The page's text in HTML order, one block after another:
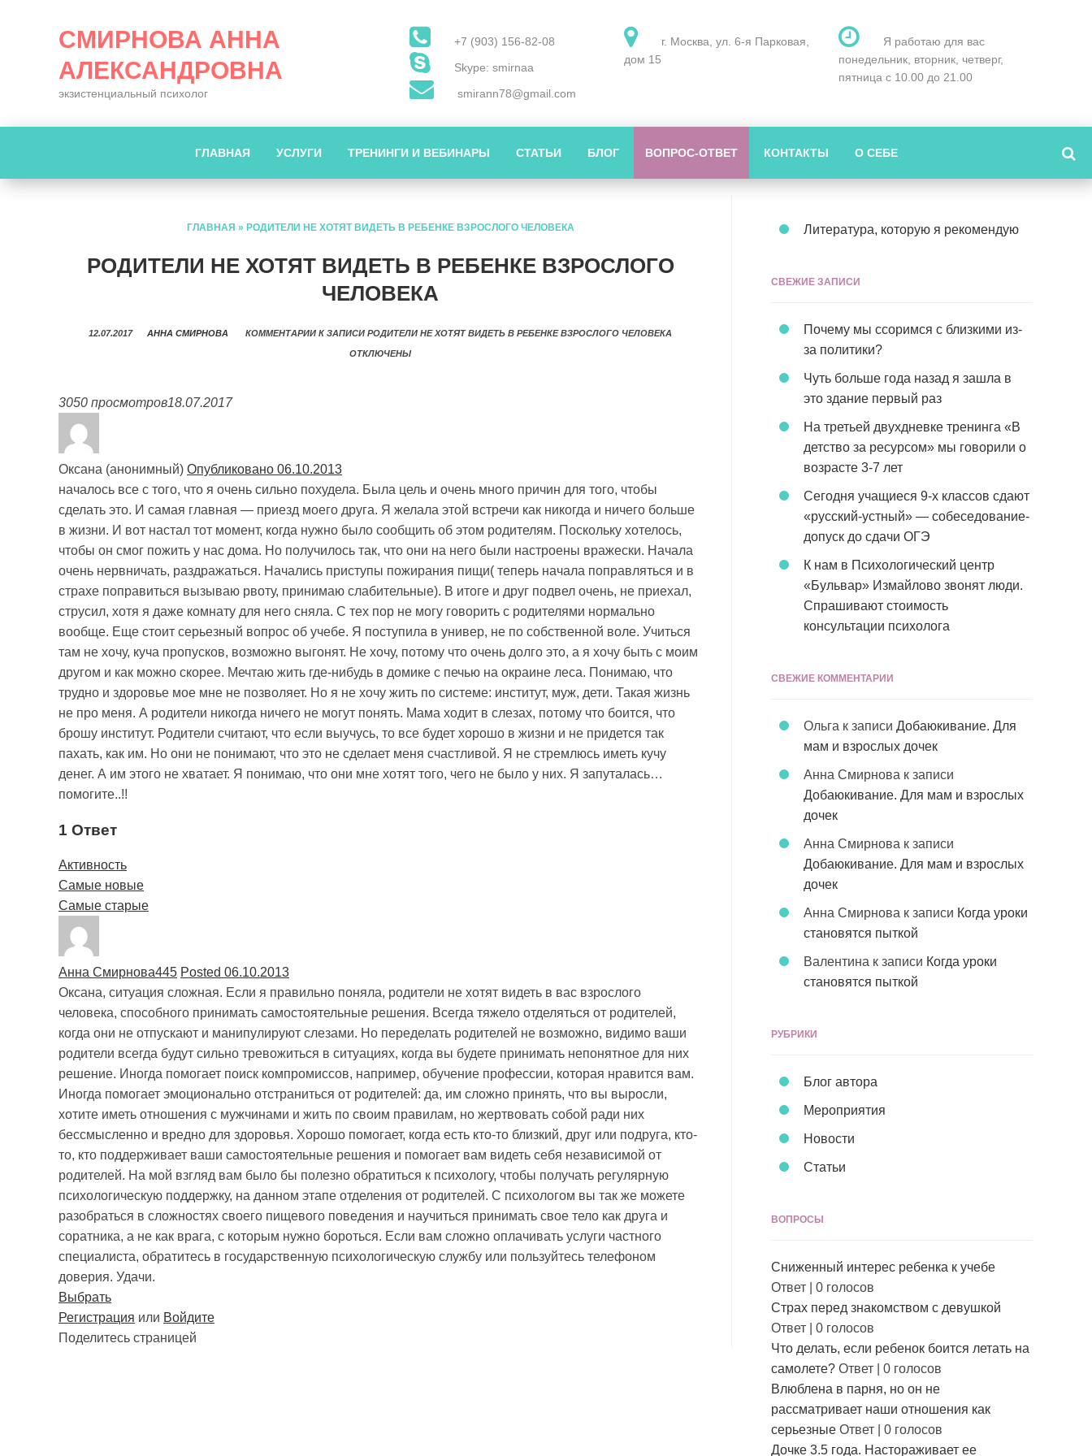
СМИРНОВА АННА
АЛЕКСАНДРОВНА
экзистенциальный психолог
Я работаю для вас
понедельник, вторник, четверг,
пятница с 10.00 до 21.00
г. Москва, ул. 6-я Парковая,
дом 15
+7 (903) 156-82-08
Skype: smirnaa
smirann78@gmail.com
ГЛАВНАЯ УСЛУГИ ТРЕНИНГИ И ВЕБИНАРЫ СТАТЬИ БЛОГ ВОПРОС-ОТВЕТ КОНТАКТЫ О СЕБЕ
ГЛАВНАЯ » РОДИТЕЛИ НЕ ХОТЯТ ВИДЕТЬ В РЕБЕНКЕ ВЗРОСЛОГО ЧЕЛОВЕКА
РОДИТЕЛИ НЕ ХОТЯТ ВИДЕТЬ В РЕБЕНКЕ ВЗРОСЛОГО
ЧЕЛОВЕКА
12.07.2017 АННА СМИРНОВА КОММЕНТАРИИ К ЗАПИСИ РОДИТЕЛИ НЕ ХОТЯТ ВИДЕТЬ В РЕБЕНКЕ ВЗРОСЛОГО ЧЕЛОВЕКА
ОТКЛЮЧЕНЫ
3050 просмотров18.07.2017
Оксана (анонимный) Опубликовано 06.10.2013
началось все с того, что я очень сильно похудела. Была цель и очень много причин для того, чтобы
сделать это. И самая главная — приезд моего друга. Я желала этой встречи как никогда и ничего больше
в жизни. И вот настал тот момент, когда нужно было сообщить об этом родителям. Поскольку хотелось,
чтобы он смог пожить у нас дома. Но получилось так, что они на него были настроены вражески. Начала
очень нервничать, раздражаться. Начались приступы пожирания пищи( теперь начала поправляться и в
страхе поправиться вызываю рвоту, принимаю слабительные). В итоге и друг подвел очень, не приехал,
струсил, хотя я даже комнату для него сняла. С тех пор не могу говорить с родителями нормально
вообще. Еще стоит серьезный вопрос об учебе. Я поступила в универ, не по собственной воле. Учиться
там не хочу, куча пропусков, возможно выгонят. Не хочу, потому что очень долго это, а я хочу быть с моим
другом и как можно скорее. Мечтаю жить где-нибудь в домике с печью на окраине леса. Понимаю, что
трудно и здоровье мое мне не позволяет. Но я не хочу жить по системе: институт, муж, дети. Такая жизнь
не про меня. А родители никогда ничего не могут понять. Мама ходит в слезах, потому что боится, что
брошу институт. Родители считают, что если выучусь, то все будет хорошо в жизни и не придется так
пахать, как им. Но они не понимают, что это не сделает меня счастливой. Я не стремлюсь иметь кучу
денег. А им этого не хватает. Я понимаю, что они мне хотят того, чего не было у них. Я запуталась…
помогите..!!
1 Ответ
Активность
Самые новые
Самые старые
Анна Смирнова445 Posted 06.10.2013
Оксана, ситуация сложная. Если я правильно поняла, родители не хотят видеть в вас взрослого
человека, способного принимать самостоятельные решения. Всегда тяжело отделяться от родителей,
когда они не отпускают и манипулируют слезами. Но переделать родителей не возможно, видимо ваши
родители всегда будут сильно тревожиться в ситуациях, когда вы будете принимать непонятное для них
решение. Иногда помогает поиск компромиссов, например, обучение профессии, которая нравится вам.
Иногда помогает эмоционально отстраниться от родителей: да, им сложно принять, что вы выросли,
хотите иметь отношения с мужчинами и жить по своим правилам, но жертвовать собой ради них
бессмысленно и вредно для здоровья. Хорошо помогает, когда есть кто-то близкий, друг или подруга, кто-
то, кто поддерживает ваши самостоятельные решения и помогает вам видеть себя независимой от
родителей. На мой взгляд вам было бы полезно обратиться к психологу, чтобы получать регулярную
психологическую поддержку, на данном этапе отделения от родителей. С психологом вы так же можете
разобраться в сложностях своего пищевого поведения и научиться принимать свое тело как друга и
соратника, а не как врага, с которым нужно бороться. Если вам сложно оплачивать услуги частного
специалиста, обратитесь в государственную психологическую службу или пользуйтесь телефоном
доверия. Удачи.
Выбрать
Регистрация или Войдите
Поделитесь страницей
Литература, которую я рекомендую
СВЕЖИЕ ЗАПИСИ
Почему мы ссоримся с близкими из-
за политики?
Чуть больше года назад я зашла в
это здание первый раз
На третьей двухдневке тренинга «В
детство за ресурсом» мы говорили о
возрасте 3-7 лет
Сегодня учащиеся 9-х классов сдают
«русский-устный» — собеседование-
допуск до сдачи ОГЭ
К нам в Психологический центр
«Бульвар» Измайлово звонят люди.
Спрашивают стоимость
консультации психолога
СВЕЖИЕ КОММЕНТАРИИ
Ольга к записи Добаюкивание. Для
мам и взрослых дочек
Анна Смирнова к записи
Добаюкивание. Для мам и взрослых
дочек
Анна Смирнова к записи
Добаюкивание. Для мам и взрослых
дочек
Анна Смирнова к записи Когда уроки
становятся пыткой
Валентина к записи Когда уроки
становятся пыткой
РУБРИКИ
Блог автора
Мероприятия
Новости
Статьи
ВОПРОСЫ
Сниженный интерес ребенка к учебе
Ответ
0 голосов
Страх перед знакомством с девушкой
Ответ
0 голосов
Что делать, если ребенок боится летать на
самолете? Ответ
0 голосов
Влюблена в парня, но он не
рассматривает наши отношения как
серьезные Ответ
0 голосов
Дочке 3.5 года. Настораживает ее